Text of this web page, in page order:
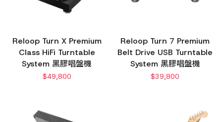
Reloop Turn X Premium
Class HiFi Turntable
System 黑膠唱盤機
$49,800
Reloop Turn 7 Premium
Belt Drive USB Turntable
System 黑膠唱盤機
$39,800